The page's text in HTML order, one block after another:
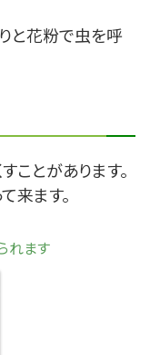
と花粉で虫を呼
ことがあります。
来ます。
れます